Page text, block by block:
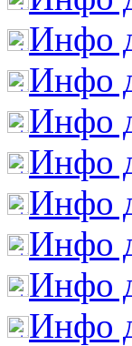
Инфо
Инфо
Инфо
Инфо
Инфо
Инфо
Инфо
Инфо